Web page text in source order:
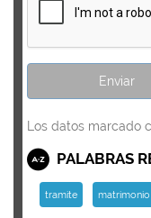
Los datos marcado
PALABRAS
tramite matrimonio